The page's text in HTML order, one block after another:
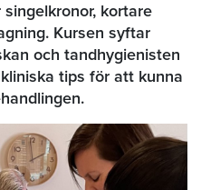
kortare
Kursen syftar
och tandhygienisten
tips för att kunna